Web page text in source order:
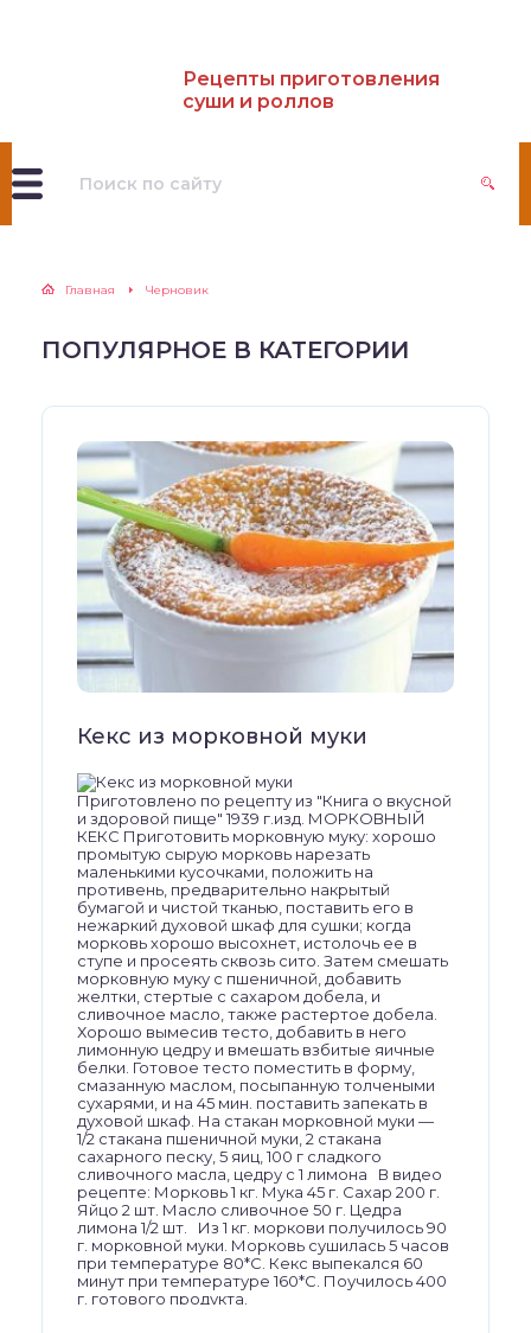
Рецепты приготовления
суши и роллов
Главная Черновик
ПОПУЛЯРНОЕ В КАТЕГОРИИ
Кекс из морковной муки
Приготовлено по рецепту из "Книга о вкусной
и здоровой пище" 1939 г.изд. МОРКОВНЫЙ
КЕКС Приготовить морковную муку: хорошо
про­мытую сырую морковь нарезать
маленькими кусочками, положить на
противень, пред­варительно накрытый
бумагой и чистой тка­нью, поставить его в
нежаркий духовой шкаф для сушки; когда
морковь хорошо высохнет, истолочь ее в
ступе и просеять сквозь сито. Затем смешать
морковную муку с пшеничной, добавить
желтки, стертые с сахаром добела, и
сливочное масло, также растертое добела.
Хорошо вымесив тесто, добавить в него
лимонную цедру и вме­шать взбитые яичные
белки. Готовое тесто поместить в форму,
смазанную маслом, посыпанную толчеными
сухарями, и на 45 мин. поставить запекать в
духовой шкаф. На стакан морковной муки —
1/2 стакана пшеничной муки, 2 стакана
сахарного песку, 5 яиц, 100 г сладкого
сливочного масла, цедру с 1 лимона В видео
рецепте: Морковь 1 кг. Мука 45 г. Сахар 200 г.
Яйцо 2 шт. Масло сливочное 50 г. Цедра
лимона 1/2 шт. Из 1 кг. моркови получилось 90
г. морковной муки. Морковь сушилась 5 часов
при температуре 80*С. Кекс выпекался 60
минут при температуре 160*С. Поучилось 400
г. готового продукта.